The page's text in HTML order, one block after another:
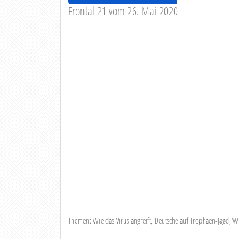
Frontal 21 vom 26. Mai 2020
Themen: Wie das Virus angreift, Deutsche auf Trophäen-Jagd,